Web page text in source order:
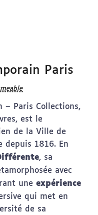
Paris
– Paris Collections,
est le
de la Ville de
1816. En
, sa
avec
une expérience
qui met en
de sa